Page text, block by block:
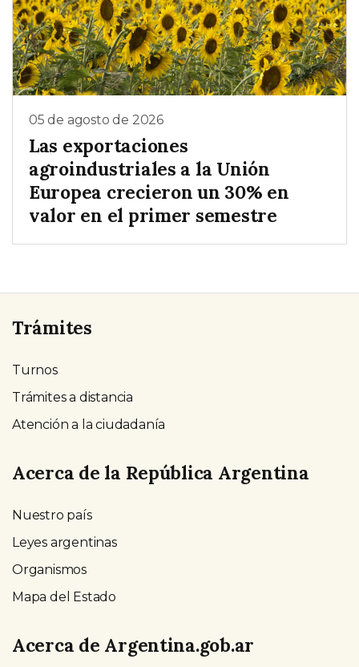
05 de agosto de 2026
Las exportaciones
agroindustriales a la Unión
Europea crecieron un 30% en
valor en el primer semestre
Trámites
Turnos
Trámites a distancia
Atención a la ciudadanía
Acerca de la República Argentina
Nuestro país
Leyes argentinas
Organismos
Mapa del Estado
Acerca de Argentina.gob.ar